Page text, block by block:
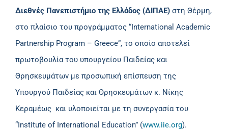
Διεθνές Πανεπιστήμιο της Ελλάδος (ΔΙΠΑΕ) στη Θέρμη,
στο πλαίσιο του προγράμματος “International Academic
Partnership Program – Greece”, το οποίο αποτελεί
πρωτοβουλία του υπουργείου Παιδείας και
Θρησκευμάτων με προσωπική επίσπευση της
Υπουργού Παιδείας και Θρησκευμάτων κ. Νίκης
Κεραμέως και υλοποιείται με τη συνεργασία του
“Institute of International Education” (www.iie.org).